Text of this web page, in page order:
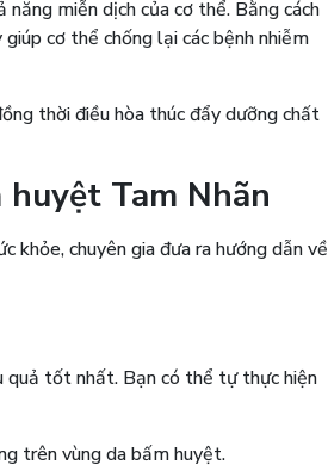
năng miễn dịch của cơ thể. Bằng cách
cơ thể chống lại các bệnh nhiễm
thời điều hòa thúc đẩy dưỡng chất
huyệt Tam Nhãn
khỏe, chuyên gia đưa ra hướng dẫn về
quả tốt nhất. Bạn có thể tự thực hiện
trên vùng da bấm huyệt.